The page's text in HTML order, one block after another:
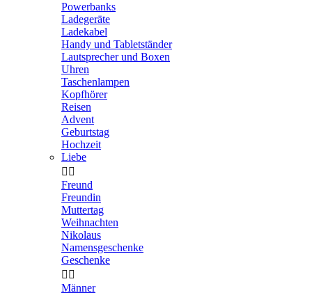
Powerbanks
Ladegeräte
Ladekabel
Handy und Tabletständer
Lautsprecher und Boxen
Uhren
Taschenlampen
Kopfhörer
Reisen
Advent
Geburtstag
Hochzeit
Liebe
 
Freund
Freundin
Muttertag
Weihnachten
Nikolaus
Namensgeschenke
Geschenke
 
Männer